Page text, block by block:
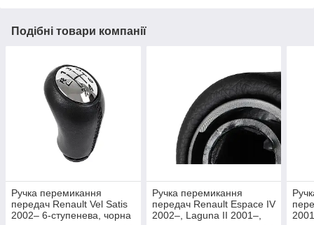
Подібні товари компанії
Ручка перемикання
передач Renault Vel Satis
2002– 6-ступенева, чорна
Ручка перемикання
передач Renault Espace IV
2002–, Laguna II 2001–,